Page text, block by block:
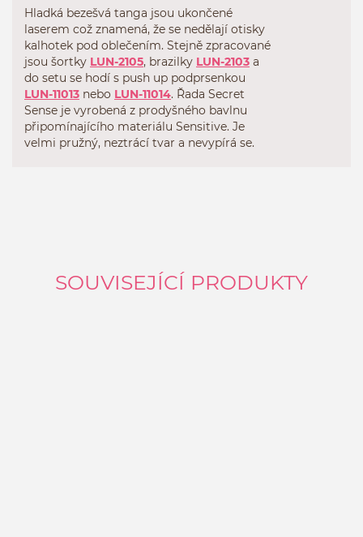
Hladká bezešvá tanga jsou ukončené
laserem což znamená, že se nedělají otisky
kalhotek pod oblečením. Stejně zpracované
jsou šortky LUN-2105, brazilky LUN-2103 a
do setu se hodí s push up podprsenkou
LUN-11013 nebo LUN-11014. Řada Secret
Sense je vyrobená z prodyšného bavlnu
připomínajícího materiálu Sensitive. Je
velmi pružný, neztrácí tvar a nevypírá se.
SOUVISEJÍCÍ PRODUKTY